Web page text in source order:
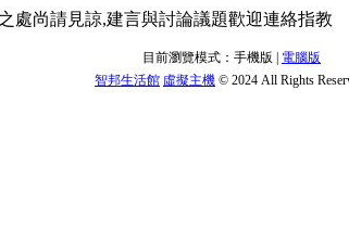
處尚請見諒,建言與討論議題歡迎連絡指教
目前瀏覽模式：手機版 | 電腦版
智邦生活館 虛擬主機 © 2024 All Rights